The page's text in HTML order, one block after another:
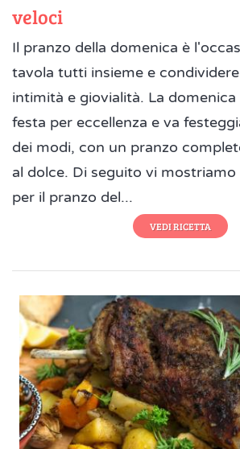
veloci
Il pranzo della domenica è
tavola tutti insieme e
intimità e giovialità. La
festa per eccellenza e va
dei modi, con un pranzo
al dolce. Di seguito vi
per il pranzo del...
VEDI RICETTA